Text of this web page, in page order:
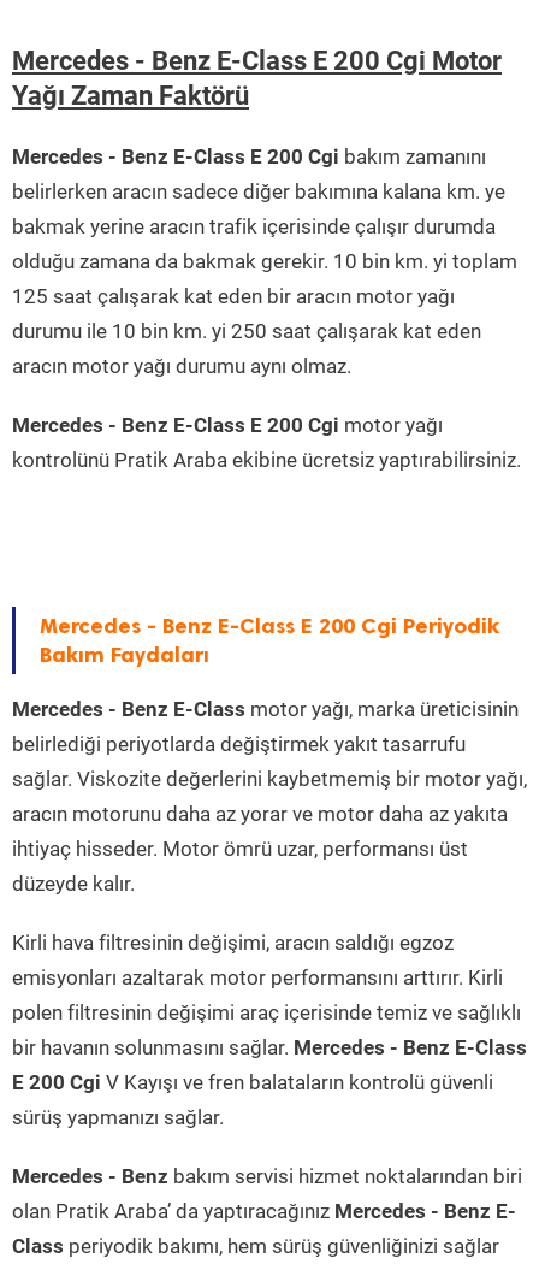
Mercedes - Benz E-Class E 200 Cgi Motor
Yağı Zaman Faktörü
Mercedes - Benz E-Class E 200 Cgi bakım zamanını
belirlerken aracın sadece diğer bakımına kalana km. ye
bakmak yerine aracın trafik içerisinde çalışır durumda
olduğu zamana da bakmak gerekir. 10 bin km. yi toplam
125 saat çalışarak kat eden bir aracın motor yağı
durumu ile 10 bin km. yi 250 saat çalışarak kat eden
aracın motor yağı durumu aynı olmaz.
Mercedes - Benz E-Class E 200 Cgi motor yağı
kontrolünü Pratik Araba ekibine ücretsiz yaptırabilirsiniz.
Mercedes - Benz E-Class E 200 Cgi Periyodik
Bakım Faydaları
Mercedes - Benz E-Class motor yağı, marka üreticisinin
belirlediği periyotlarda değiştirmek yakıt tasarrufu
sağlar. Viskozite değerlerini kaybetmemiş bir motor yağı,
aracın motorunu daha az yorar ve motor daha az yakıta
ihtiyaç hisseder. Motor ömrü uzar, performansı üst
düzeyde kalır.
Kirli hava filtresinin değişimi, aracın saldığı egzoz
emisyonları azaltarak motor performansını arttırır. Kirli
polen filtresinin değişimi araç içerisinde temiz ve sağlıklı
bir havanın solunmasını sağlar. Mercedes - Benz E-Class
E 200 Cgi V Kayışı ve fren balataların kontrolü güvenli
sürüş yapmanızı sağlar.
Mercedes - Benz bakım servisi hizmet noktalarından biri
olan Pratik Araba’ da yaptıracağınız Mercedes - Benz E-
Class periyodik bakımı, hem sürüş güvenliğinizi sağlar